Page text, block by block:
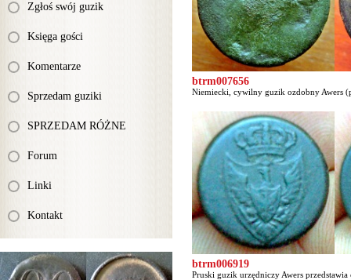
Zgłoś swój guzik
Księga gości
Komentarze
Sprzedam guziki
SPRZEDAM RÓŻNE
Forum
Linki
Kontakt
btrm007656
Niemiecki, cywilny guzik ozdobny Awers
btrm006919
Pruski guzik urzędniczy Awers